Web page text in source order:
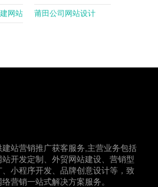
网站 莆田公司网站设计
站营销推广获客服务,主营业务包括
开发定制、外贸网站建设、营销型
小程序开发、品牌创意设计等，致
营销一站式解决方案服务。